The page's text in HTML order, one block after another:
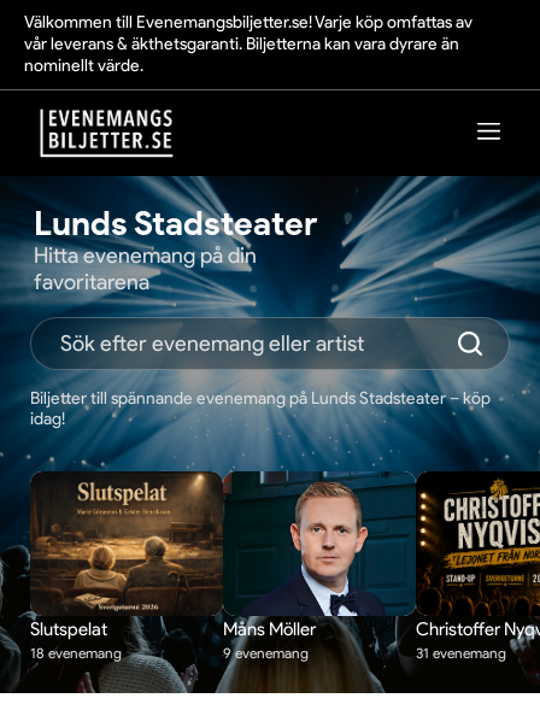
Välkommen till Evenemangsbiljetter.se! Varje köp omfattas av
vår leverans & äkthetsgaranti. Biljetterna kan vara dyrare än
nominellt värde.
Lunds Stadsteater
Hitta evenemang på din
favoritarena
Biljetter till spännande evenemang på Lunds Stadsteater – köp
idag!
Slutspelat
18 evenemang
Måns Möller
9 evenemang
Christoffer
31 evenemang